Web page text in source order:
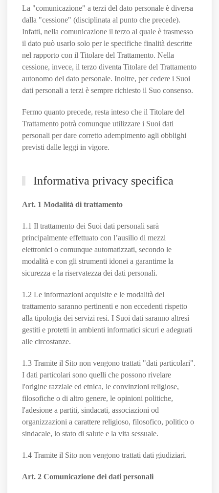
La "comunicazione" a terzi del dato personale è diversa
dalla "cessione" (disciplinata al punto che precede).
Infatti, nella comunicazione il terzo al quale è trasmesso
il dato può usarlo solo per le specifiche finalità descritte
nel rapporto con il Titolare del Trattamento. Nella
cessione, invece, il terzo diventa Titolare del Trattamento
autonomo del dato personale. Inoltre, per cedere i Suoi
dati personali a terzi è sempre richiesto il Suo consenso.
Fermo quanto precede, resta inteso che il Titolare del
Trattamento potrà comunque utilizzare i Suoi dati
personali per dare corretto adempimento agli obblighi
previsti dalle leggi in vigore.
Informativa privacy specifica
Art. 1 Modalità di trattamento
1.1 Il trattamento dei Suoi dati personali sarà
principalmente effettuato con l’ausilio di mezzi
elettronici o comunque automatizzati, secondo le
modalità e con gli strumenti idonei a garantirne la
sicurezza e la riservatezza dei dati personali.
1.2 Le informazioni acquisite e le modalità del
trattamento saranno pertinenti e non eccedenti rispetto
alla tipologia dei servizi resi. I Suoi dati saranno altresì
gestiti e protetti in ambienti informatici sicuri e adeguati
alle circostanze.
1.3 Tramite il Sito non vengono trattati "dati particolari".
I dati particolari sono quelli che possono rivelare
l'origine razziale ed etnica, le convinzioni religiose,
filosofiche o di altro genere, le opinioni politiche,
l'adesione a partiti, sindacati, associazioni od
organizzazioni a carattere religioso, filosofico, politico o
sindacale, lo stato di salute e la vita sessuale.
1.4 Tramite il Sito non vengono trattati dati giudiziari.
Art. 2 Comunicazione dei dati personali